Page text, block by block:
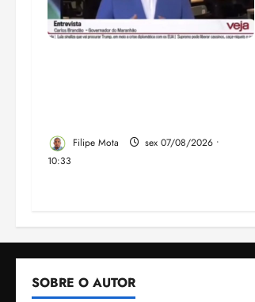
Filipe Mota
sex 07/08/2026 •
10:33
SOBRE O AUTOR